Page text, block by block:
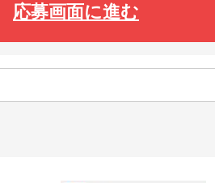
応募画面に進む